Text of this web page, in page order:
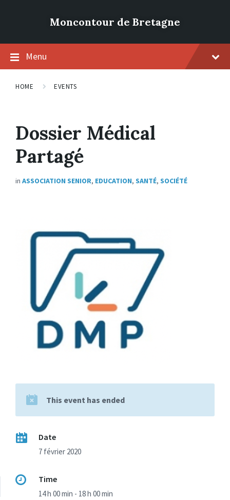
Moncontour de Bretagne
Menu
HOME EVENTS
Dossier Médical
Partagé
in ASSOCIATION SENIOR, EDUCATION, SANTÉ, SOCIÉTÉ
This event has ended
Date
7 février 2020
Time
14 h 00 min - 18 h 00 min